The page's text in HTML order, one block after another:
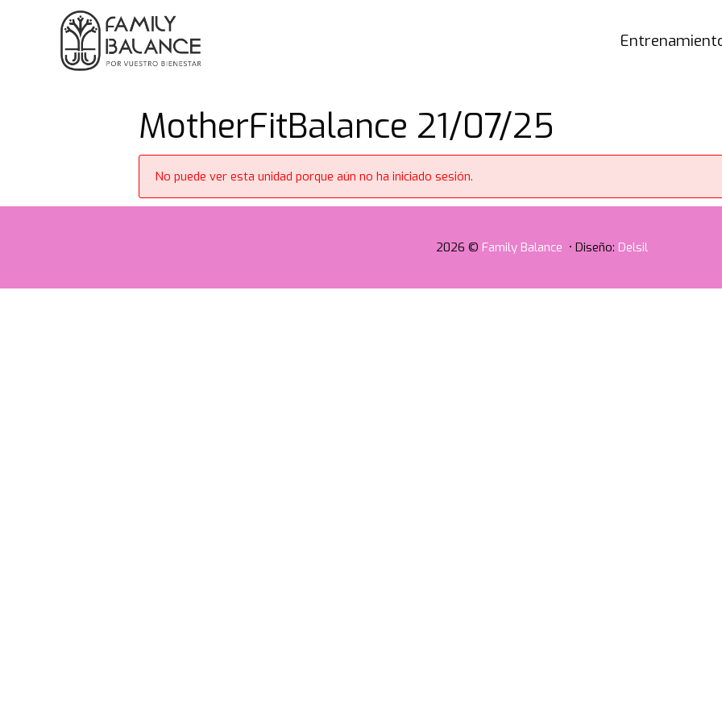
MotherFitBalance 21/07/25
No puede ver esta unidad porque aún no ha iniciado sesión.
2026 © Family Balance • Diseño: Delsil